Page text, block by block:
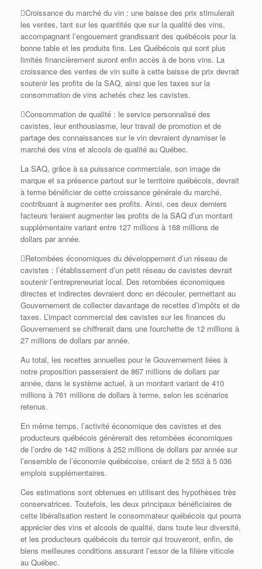
Croissance du marché du vin : une baisse des prix stimulerait
les ventes, tant sur les quantités que sur la qualité des vins,
accompagnant l’engouement grandissant des québécois pour la
bonne table et les produits fins. Les Québécois qui sont plus
limités financièrement auront enfin accès à de bons vins. La
croissance des ventes de vin suite à cette baisse de prix devrait
soutenir les profits de la SAQ, ainsi que les taxes sur la
consommation de vins achetés chez les cavistes.
Consommation de qualité : le service personnalisé des
cavistes, leur enthousiasme, leur travail de promotion et de
partage des connaissances sur le vin devraient dynamiser le
marché des vins et alcools de qualité au Québec.
La SAQ, grâce à sa puissance commerciale, son image de
marque et sa présence partout sur le territoire québécois, devrait
à terme bénéficier de cette croissance générale du marché,
contribuant à augmenter ses profits. Ainsi, ces deux derniers
facteurs feraient augmenter les profits de la SAQ d’un montant
supplémentaire variant entre 127 millions à 168 millions de
dollars par année.
Retombées économiques du développement d’un réseau de
cavistes : l’établissement d’un petit réseau de cavistes devrait
soutenir l’entrepreneuriat local. Des retombées économiques
directes et indirectes devraient donc en découler, permettant au
Gouvernement de collecter davantage de recettes d’impôts et de
taxes. L’impact commercial des cavistes sur les finances du
Gouvernement se chiffrerait dans une fourchette de 12 millions à
27 millions de dollars par année.
Au total, les recettes annuelles pour le Gouvernement liées à
notre proposition passeraient de 867 millions de dollars par
année, dans le système actuel, à un montant variant de 410
millions à 761 millions de dollars à terme, selon les scénarios
retenus.
En même temps, l’activité économique des cavistes et des
producteurs québécois génèrerait des retombées économiques
de l’ordre de 142 millions à 252 millions de dollars par année sur
l’ensemble de l’économie québécoise, créant de 2 553 à 5 036
emplois supplémentaires.
Ces estimations sont obtenues en utilisant des hypothèses très
conservatrices. Toutefois, les deux principaux bénéficiaires de
cette libéralisation restent le consommateur québécois qui pourra
apprécier des vins et alcools de qualité, dans toute leur diversité,
et les producteurs québécois du terroir qui trouveront, enfin, de
biens meilleures conditions assurant l’essor de la filière viticole
au Québec.